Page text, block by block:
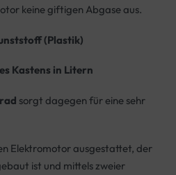
keine giftigen Abgase aus.
(Plastik)
Kastens in Litern
sorgt dagegen für eine sehr
Elektromotor ausgestattet, der
ist und mittels zweier